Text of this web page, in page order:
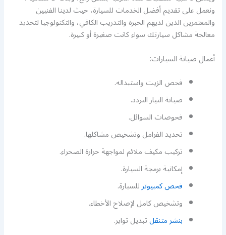
ونعمل على تقديم أفضل الخدمات للسيارة، حيث لدينا الفنيين
والمعتمرين الذين لديهم الخبرة والتدريب الكافي، والتكنولوجيا لتحديد
معالجة مشاكل سيارتك سواء كانت صغيرة أو كبيرة.
أعمال صيانة السيارات:
فحص الزيت واستبداله.
صيانة التيار التردد.
فحوصات السوائل.
تحديد الفرامل وتشخيص مشاكلها.
تركيب مكيف ملائم لمواجهة حرارة الصحراء.
إمكانية برمجة السيارة.
فحص كمبيوترللسيارة.
وتشخيص كامل لإصلاح الأخطاء.
بنشر متنقلتبديل تواير.